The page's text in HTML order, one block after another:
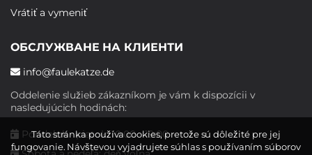
Vrátiť a vymeniť
ОБСЛУЖВАНЕ НА КЛИЕНТИ
info@faulekatze.de
Oddelenie služieb zákazníkom je vám k dispozícii v
nasledujúcich hodinách:
Pondelok - piatok: 10:00 - 19:00
Táto stránka používa cookies, pretože sú dôležité pre jej
fungovanie. Návštevou vyjadrujete súhlas s používaním súborov